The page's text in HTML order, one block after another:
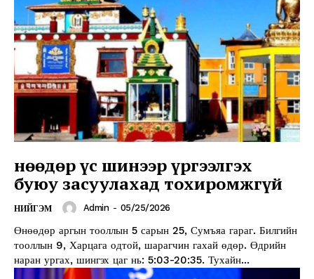
Өнөөдөр үс шинээр үргээлгэх
буюу засуулахад тохиромжгүй
НИЙГЭМ Admin - 05/25/2026
Өнөөдөр аргын тооллын 5 сарын 25, Сумъяа гараг. Билгийн
тооллын 9, Харцага одтой, шарагчин гахай өдөр. Өдрийн
наран ургах, шингэх цаг нь: 5:03-20:35. Тухайн...